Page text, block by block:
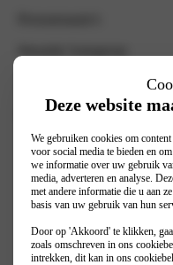
Deze website
We gebruiken cookies om
voor social media te bieden en
we informatie over uw gebruik
media, adverteren en analyse.
met andere informatie die u aan
basis van uw gebruik van hun
Door op 'Akkoord' te klikken,
zoals omschreven in ons
intrekken, dit kan in ons
Voyah Dream
Autoverzekering
Nieuws
Merken
Acties
Voyah Arnhem
Voyah Venlo
Stel je vraag
Contact
Vestigingen
Algemene voorwaarden
© 2026